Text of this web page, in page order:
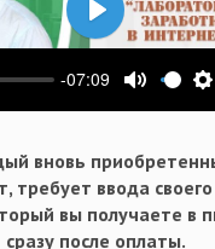
-07:09
вновь
требует ввода
вы получаете в
сразу после оплаты.